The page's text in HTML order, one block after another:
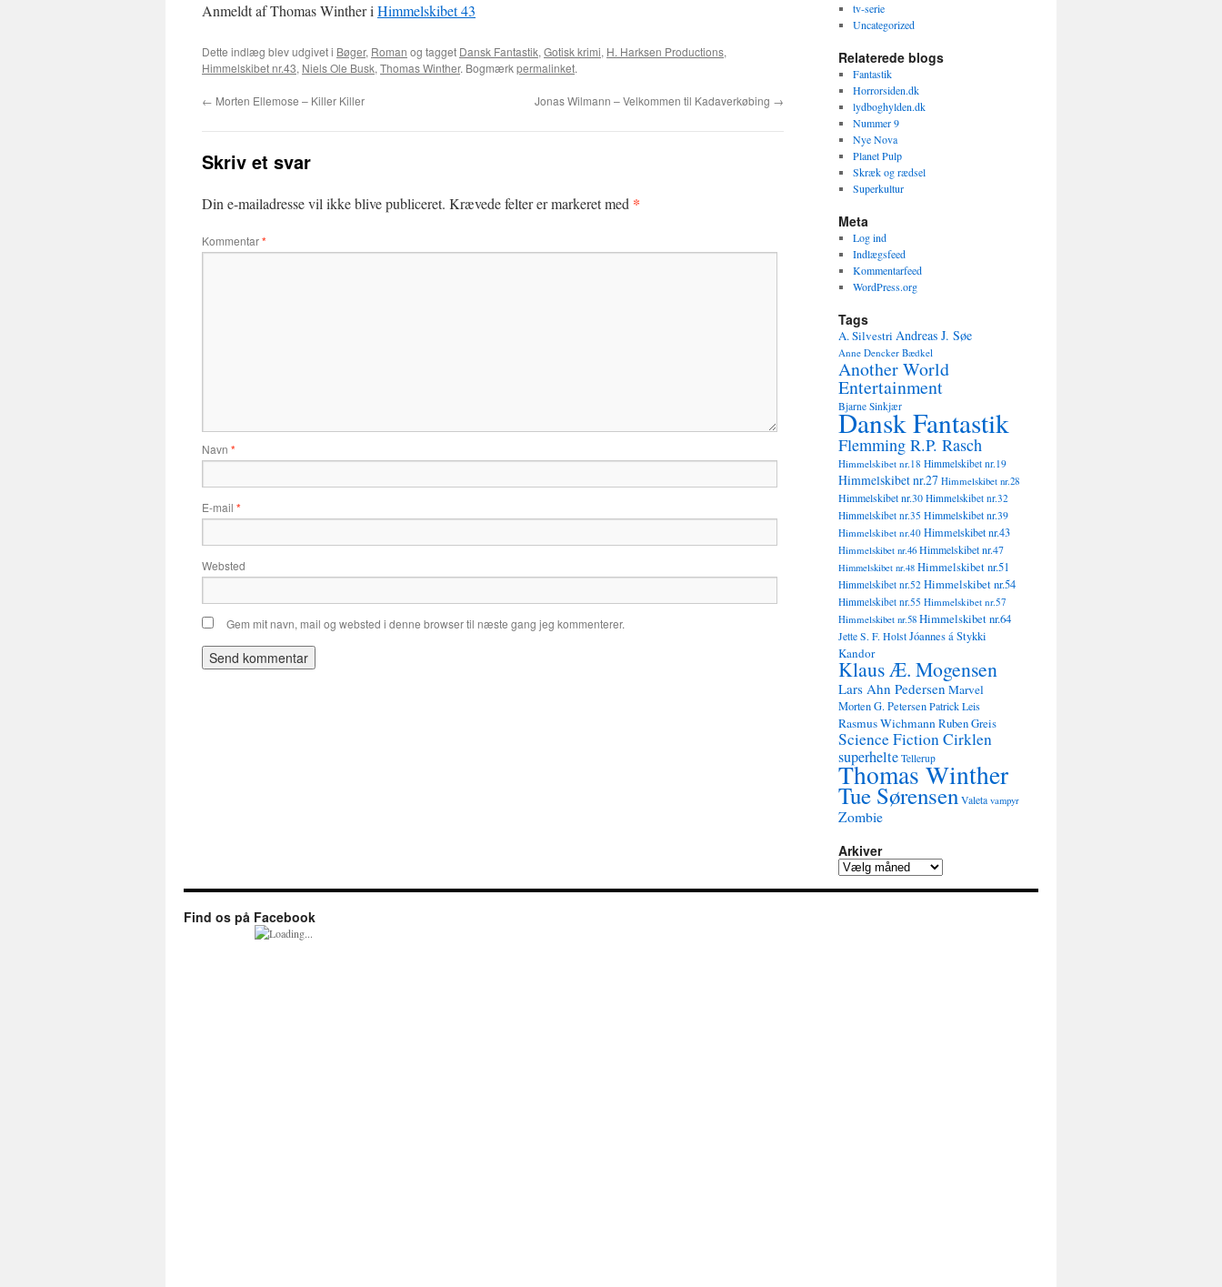
Anmeldt af Thomas Winther i Himmelskibet 43
Dette indlæg blev udgivet i Bøger, Roman og tagget Dansk Fantastik, Gotisk krimi, H. Harksen Productions,
Himmelskibet nr.43, Niels Ole Busk, Thomas Winther. Bogmærkpermalinket.
← Morten Ellemose – Killer Killer Jonas Wilmann – Velkommen til Kadaverkøbing →
Skriv et svar
Din e-mailadresse vil ikke blive publiceret. Krævede felter er markeret med *
Kommentar*
Navn *
E-mail *
Websted
Gem mit navn, mail og websted i denne browser til næste gang jeg kommenterer.
tv-serie
Uncategorized
Relaterede blogs
Fantastik
Horrorsiden.dk
lydboghylden.dk
Nummer 9
Nye Nova
Planet Pulp
Skræk og rædsel
Superkultur
Meta
Log ind
Indlægsfeed
Kommentarfeed
WordPress.org
Tags
A. Silvestri Andreas J. Søe
Anne Dencker Bædkel
Another World
Entertainment
Bjarne Sinkjær
Dansk Fantastik
Flemming R.P. Rasch
Himmelskibet nr.18 Himmelskibet nr.19
Himmelskibet nr.27 Himmelskibet nr.28
Himmelskibet nr.30 Himmelskibet nr.32
Himmelskibet nr.35 Himmelskibet nr.39
Himmelskibet nr.40 Himmelskibet nr.43
Himmelskibet nr.46 Himmelskibet nr.47
Himmelskibet nr.48 Himmelskibet nr.51
Himmelskibet nr.52 Himmelskibet nr.54
Himmelskibet nr.55 Himmelskibet nr.57
Himmelskibet nr.58 Himmelskibet nr.64
Jette S. F. Holst Jóannes á Stykki
Kandor
Klaus Æ. Mogensen
Lars Ahn Pedersen Marvel
Morten G. PetersenPatrick Leis
Rasmus WichmannRuben Greis
Science Fiction Cirklen
superhelte Tellerup
Thomas Winther
Tue Sørensen Valeta vampyr
Zombie
Arkiver
Arkiver
Find os på Facebook